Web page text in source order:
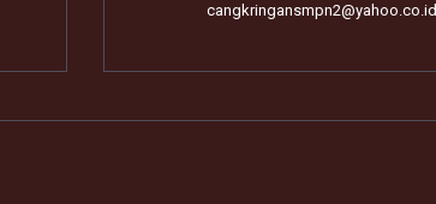
cangkringansmpn2@yahoo.co.id